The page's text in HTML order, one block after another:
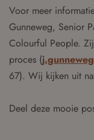
Voor meer
Gunneweg, Senior
Colourful People.
proces (
67). Wij kijken uit
Deel deze mooie